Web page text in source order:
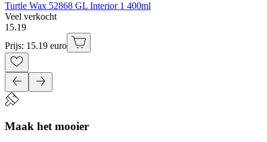
Turtle Wax 52868 GL Interior 1 400ml
Veel verkocht
15.19
Prijs: 15.19 euro
Maak het mooier